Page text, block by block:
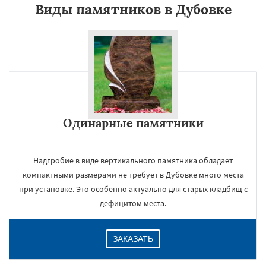
Виды памятников в Дубовке
Одинарные памятники
Надгробие в виде вертикального памятника обладает
компактными размерами не требует в Дубовке много места
при установке. Это особенно актуально для старых кладбищ с
дефицитом места.
ЗАКАЗАТЬ